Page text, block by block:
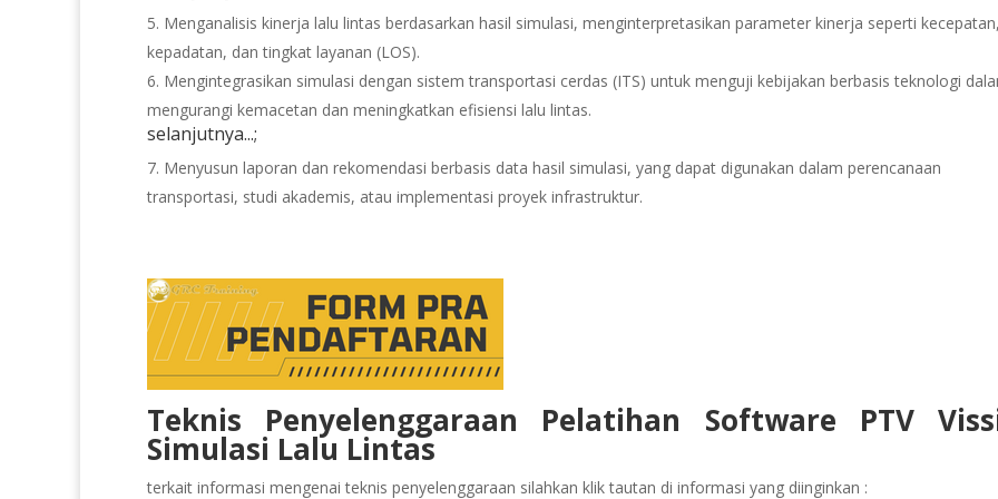
Menganalisis kinerja lalu lintas berdasarkan hasil simulasi, menginterpretasikan parameter kinerja seperti kecepatan,
kepadatan, dan tingkat layanan (LOS).
Mengintegrasikan simulasi dengan sistem transportasi cerdas (ITS) untuk menguji kebijakan berbasis teknologi
mengurangi kemacetan dan meningkatkan efisiensi lalu lintas.
selanjutnya...;
Menyusun laporan dan rekomendasi berbasis data hasil simulasi, yang dapat digunakan dalam perencanaan
transportasi, studi akademis, atau implementasi proyek infrastruktur.
Teknis Penyelenggaraan Pelatihan Software PTV
Simulasi Lalu Lintas
terkait informasi mengenai teknis penyelenggaraan silahkan klik tautan di informasi yang diinginkan :